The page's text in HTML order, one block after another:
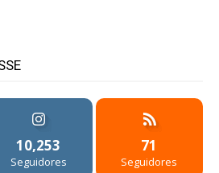
10,253
Seguidores
71
Seguidores